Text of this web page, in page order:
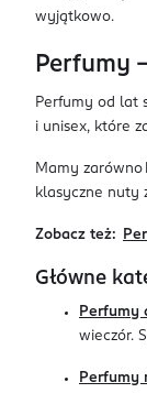
wyjątkowo.
Perfumy
Perfumy od lat
i unisex, które
Mamy
klasyczne nuty
Zobacz też:
Główne
Perfumy
wieczór.
Perfumy